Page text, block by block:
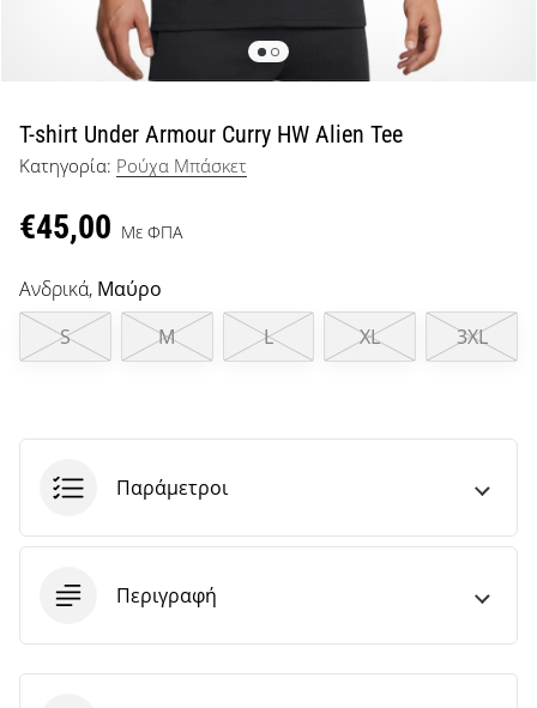
μπάσκετ
μπάσκετ
όπως
εμείς;
μαζί
ως
πρεσβευτής
της
μάρκας
Εμφάνιση
άρθρων
T-shirt Under Armour Curry HW Alien Tee
Κατηγορία: Ρούχα Μπάσκετ
€45,00 Με ΦΠΑ
Ανδρικά, Μαύρο
S
M L XL 3XL
Παράμετροι
Περιγραφή